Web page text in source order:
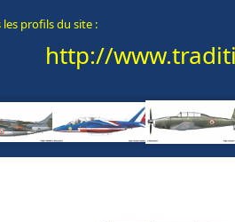
les profils du site :
http://